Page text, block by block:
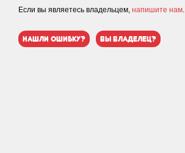
Если вы являетесь владельцем, напишите нам.
нашли ошибку? вы владелец?